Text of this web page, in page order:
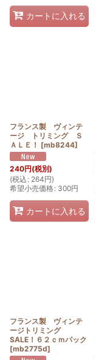
カートに入れる
フランス製 ヴィンテ
ージ トリミング Ｓ
ＡＬＥ！ [mb8244]
240円(税別)
(税込 : 264円)
希望小売価格: 300円
カートに入れる
フランス製 ヴィンテ
ージトリミング
SALE！６２ｃｍパック
[mb2775d]